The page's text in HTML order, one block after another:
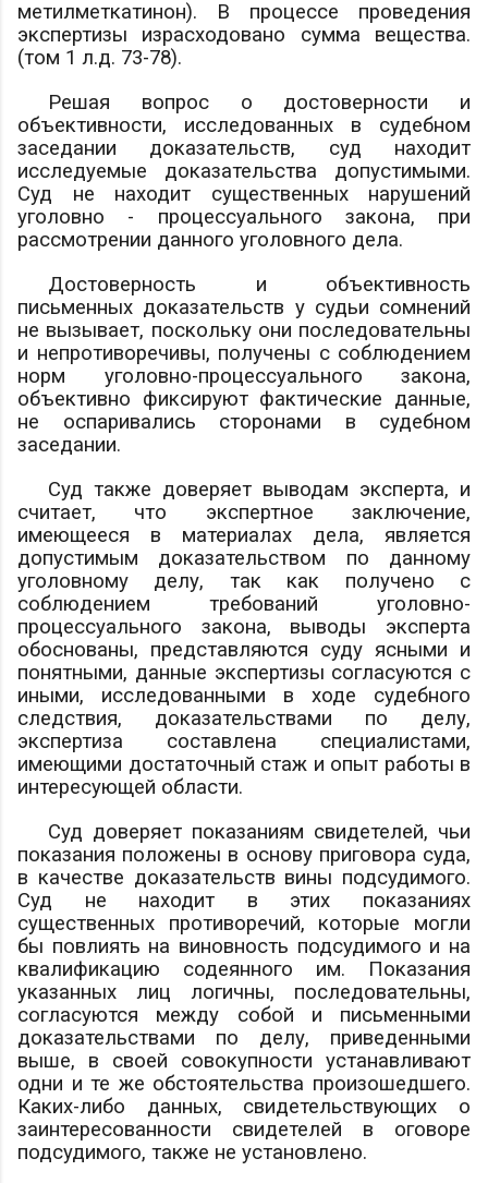
метилметкатинон). В процессе проведения
экспертизы израсходовано сумма вещества.
(том 1 л.д. 73-78).
Решая вопрос о достоверности и
объективности, исследованных в судебном
заседании доказательств, суд находит
исследуемые доказательства допустимыми.
Суд не находит существенных нарушений
уголовно - процессуального закона, при
рассмотрении данного уголовного дела.
Достоверность и объективность
письменных доказательств у судьи сомнений
не вызывает, поскольку они последовательны
и непротиворечивы, получены с соблюдением
норм уголовно-процессуального закона,
объективно фиксируют фактические данные,
не оспаривались сторонами в судебном
заседании.
Суд также доверяет выводам эксперта, и
считает, что экспертное заключение,
имеющееся в материалах дела, является
допустимым доказательством по данному
уголовному делу, так как получено с
соблюдением требований уголовно-
процессуального закона, выводы эксперта
обоснованы, представляются суду ясными и
понятными, данные экспертизы согласуются с
иными, исследованными в ходе судебного
следствия, доказательствами по делу,
экспертиза составлена специалистами,
имеющими достаточный стаж и опыт работы в
интересующей области.
Суд доверяет показаниям свидетелей, чьи
показания положены в основу приговора суда,
в качестве доказательств вины подсудимого.
Суд не находит в этих показаниях
существенных противоречий, которые могли
бы повлиять на виновность подсудимого и на
квалификацию содеянного им. Показания
указанных лиц логичны, последовательны,
согласуются между собой и письменными
доказательствами по делу, приведенными
выше, в своей совокупности устанавливают
одни и те же обстоятельства произошедшего.
Каких-либо данных, свидетельствующих о
заинтересованности свидетелей в оговоре
подсудимого, также не установлено.